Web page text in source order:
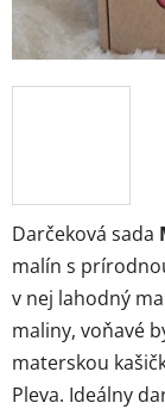
Darčeková sada
malín s
v nej lahodný
maliny, voňavé
materskou
Pleva. Ideálny